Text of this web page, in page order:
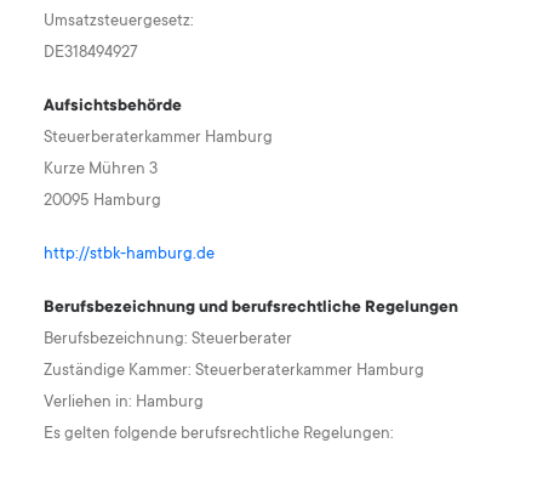
Umsatzsteuergesetz:
DE318494927
Aufsichtsbehörde
Steuerberaterkammer Hamburg
Kurze Mühren 3
20095 Hamburg
http://stbk-hamburg.de
Berufsbezeichnung und berufsrechtliche Regelungen
Berufsbezeichnung: Steuerberater
Zuständige Kammer: Steuerberaterkammer Hamburg
Verliehen in: Hamburg
Es gelten folgende berufsrechtliche Regelungen: